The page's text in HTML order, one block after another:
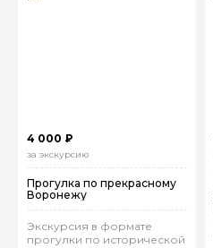
4 000 ₽
за экскурсию
Прогулка по прекрасному
Воронежу
Экскурсия в формате
прогулки по исторической